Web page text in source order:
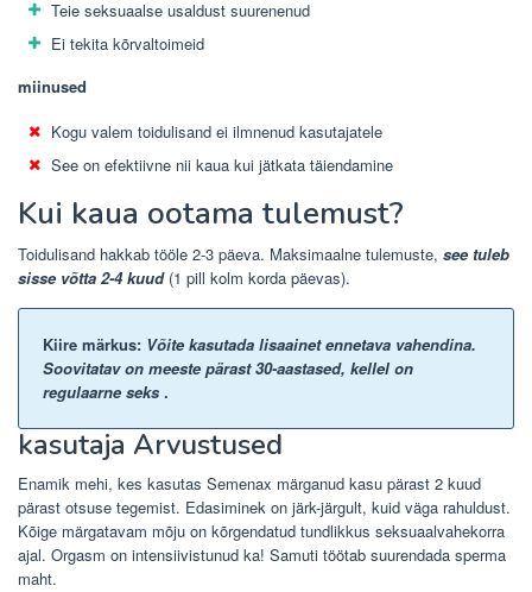
Teie seksuaalse usaldust suurenenud
Ei tekita kõrvaltoimeid
miinused
Kogu valem toidulisand ei ilmnenud kasutajatele
See on efektiivne nii kaua kui jätkata täiendamine
Kui kaua ootama tulemust?
Toidulisand hakkab tööle 2-3 päeva. Maksimaalne tulemuste, see tuleb
sisse võtta 2-4 kuud (1 pill kolm korda päevas).
Kiire märkus: Võite kasutada lisaainet ennetava vahendina.
Soovitatav on meeste pärast 30-aastased, kellel on
regulaarne seks .
kasutaja Arvustused
Enamik mehi, kes kasutas Semenax märganud kasu pärast 2 kuud
pärast otsuse tegemist. Edasiminek on järk-järgult, kuid väga rahuldust.
Kõige märgatavam mõju on kõrgendatud tundlikkus seksuaalvahekorra
ajal. Orgasm on intensiivistunud ka! Samuti töötab suurendada sperma
maht.